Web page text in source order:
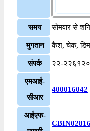
समय सोमवार से
भुगतान कैश, चेक,
संपर्क २२-
एमआई-
सीआर
400016042
आईएफ-